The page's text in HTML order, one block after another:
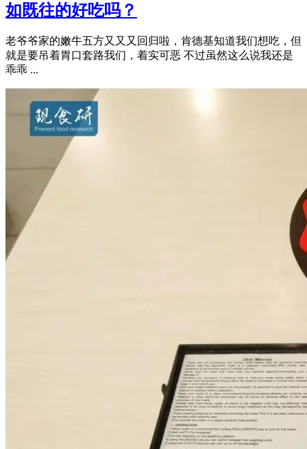
如既往的好吃吗？
老爷爷家的嫩牛五方又又又回归啦，肯德基知道我们想吃，但
就是要吊着胃口套路我们，着实可恶 不过虽然这么说我还是
乖乖 ...